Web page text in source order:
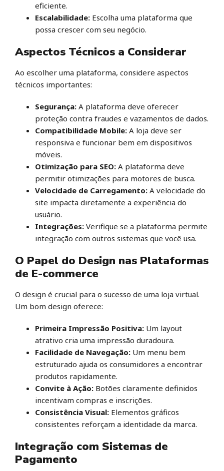
eficiente.
Escalabilidade: Escolha uma plataforma que
possa crescer com seu negócio.
Aspectos Técnicos a Considerar
Ao escolher uma plataforma, considere aspectos
técnicos importantes:
Segurança: A plataforma deve oferecer
proteção contra fraudes e vazamentos de dados.
Compatibilidade Mobile: A loja deve ser
responsiva e funcionar bem em dispositivos
móveis.
Otimização para SEO: A plataforma deve
permitir otimizações para motores de busca.
Velocidade de Carregamento: A velocidade do
site impacta diretamente a experiência do
usuário.
Integrações: Verifique se a plataforma permite
integração com outros sistemas que você usa.
O Papel do Design nas Plataformas
de E-commerce
O design é crucial para o sucesso de uma loja virtual.
Um bom design oferece:
Primeira Impressão Positiva: Um layout
atrativo cria uma impressão duradoura.
Facilidade de Navegação: Um menu bem
estruturado ajuda os consumidores a encontrar
produtos rapidamente.
Convite à Ação: Botões claramente definidos
incentivam compras e inscrições.
Consistência Visual: Elementos gráficos
consistentes reforçam a identidade da marca.
Integração com Sistemas de
Pagamento